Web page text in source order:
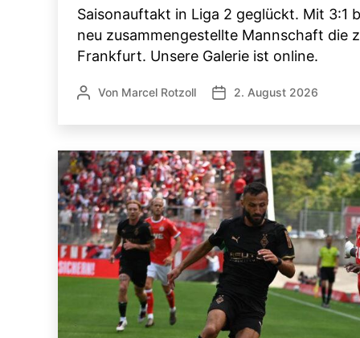
Saisonauftakt in Liga 2 geglückt. Mit 3:1
neu zusammengestellte Mannschaft die
Frankfurt. Unsere Galerie ist online.
Beitragsautor
Von Marcel Rotzoll Veröffentlichungsdatum
2. August 2026